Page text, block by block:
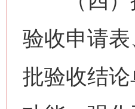
验收申请
批验收结